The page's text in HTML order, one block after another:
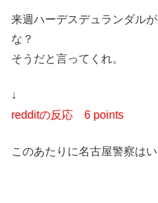
来週ハーデスデュランダル
な？
そうだと言ってくれ。
↓
redditの反応 6 points
このあたりに名古屋警察はい